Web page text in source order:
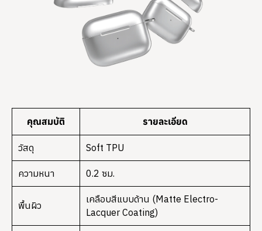
คุณสมบัติ รายละเอียด
วัสดุ Soft TPU
ความหนา 0.2 ซม.
พื้นผิว
เคลือบสีแบบด้าน (Matte Electro-
Lacquer Coating)